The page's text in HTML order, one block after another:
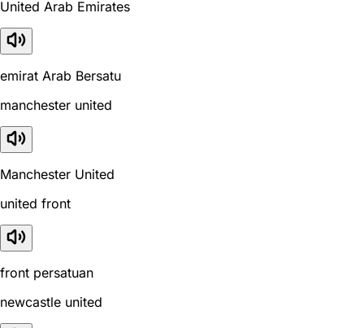
United Arab Emirates
emirat Arab Bersatu
manchester united
Manchester United
united front
front persatuan
newcastle united